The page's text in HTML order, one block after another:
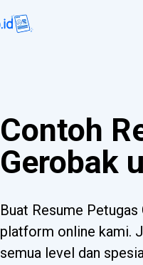
Contoh
Gerobak
Buat Resume
platform online kami.
semua level dan